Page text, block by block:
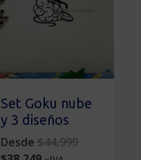
Set Goku nube
y 3 diseños
Desde $44,999Original